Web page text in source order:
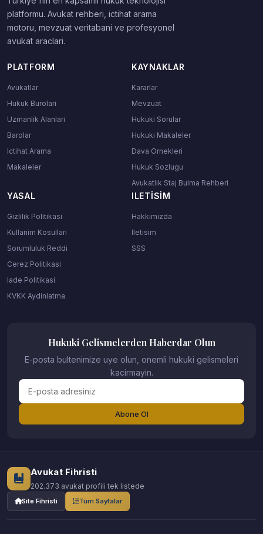
platformu. Avukat rehberi, ictihat arama
motoru, mevzuat veritabani ve profesyonel
avukat araclari.
PLATFORM
Avukatlar
Hukuk Burolari
Uzmanlik Alanlari
Barolar
Ictihat Arama
Makaleler
KAYNAKLAR
Kararlar
Mevzuat
Hukuki Sorular
Hukuki Makaleler
Dava Ornekleri
Hukuk Sozlugu
Avukatlık Staj Bulma Rehberi
YASAL
Gizlilik Politikasi
Kullanim Kosullari
Sorumluluk Reddi
Cerez Politikasi
Iade Politikasi
KVKK Aydinlatma
ILETISIM
Hakkimizda
Iletisim
SSS
Hukuki Gelismelerden Haberdar Olun
E-posta bultenimize uye olun, onemli hukuki gelismeleri
kacirmayin.
Abone Ol
Avukat Fihristi
202.373 avukat profili tek listede
Site Fihristi Tüm Sayfalar